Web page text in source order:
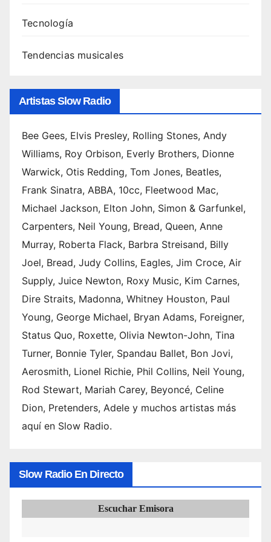
charl
Canci
de
Swed
ish
Hous
e
Mafia
:
ranki
ng de
sus
mejor
tema
s
(2026
) 6.
Canci
ones
de
Swed
ish
Hous
e
Mafia
Tecnología
Tendencias musicales
Artistas Slow Radio
Bee Gees, Elvis Presley, Rolling Stones, Andy
Williams, Roy Orbison, Everly Brothers, Dionne
Warwick, Otis Redding, Tom Jones, Beatles,
Frank Sinatra, ABBA, 10cc, Fleetwood Mac,
Michael Jackson, Elton John, Simon & Garfunkel,
Carpenters, Neil Young, Bread, Queen, Anne
Murray, Roberta Flack, Barbra Streisand, Billy
Joel, Bread, Judy Collins, Eagles, Jim Croce, Air
Supply, Juice Newton, Roxy Music, Kim Carnes,
Dire Straits, Madonna, Whitney Houston, Paul
Young, George Michael, Bryan Adams, Foreigner,
Status Quo, Roxette, Olivia Newton-John, Tina
Turner, Bonnie Tyler, Spandau Ballet, Bon Jovi,
Aerosmith, Lionel Richie, Phil Collins, Neil Young,
Rod Stewart, Mariah Carey, Beyoncé, Celine
Dion, Pretenders, Adele y muchos artistas más
aquí en Slow Radio.
Slow Radio En Directo
Escuchar Emisora